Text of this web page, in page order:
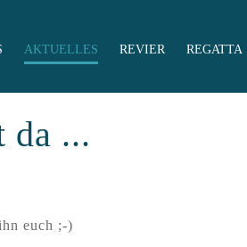
AKTUELLES REVIER REGATTA
da ...
euch ;-)